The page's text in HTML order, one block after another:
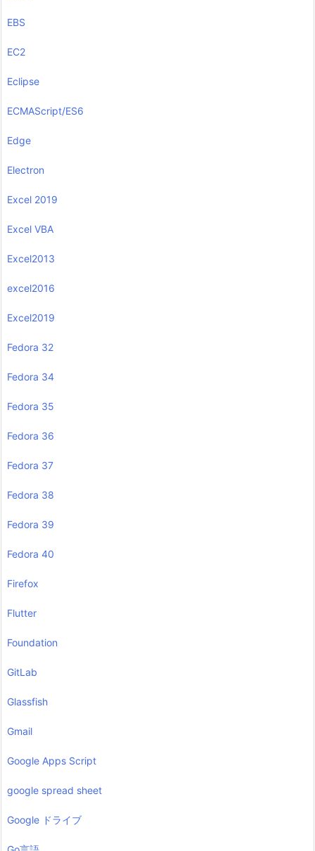
EBS
EC2
Eclipse
ECMAScript/ES6
Edge
Electron
Excel 2019
Excel VBA
Excel2013
excel2016
Excel2019
Fedora 32
Fedora 34
Fedora 35
Fedora 36
Fedora 37
Fedora 38
Fedora 39
Fedora 40
Firefox
Flutter
Foundation
GitLab
Glassfish
Gmail
Google Apps Script
google spread sheet
Google ドライブ